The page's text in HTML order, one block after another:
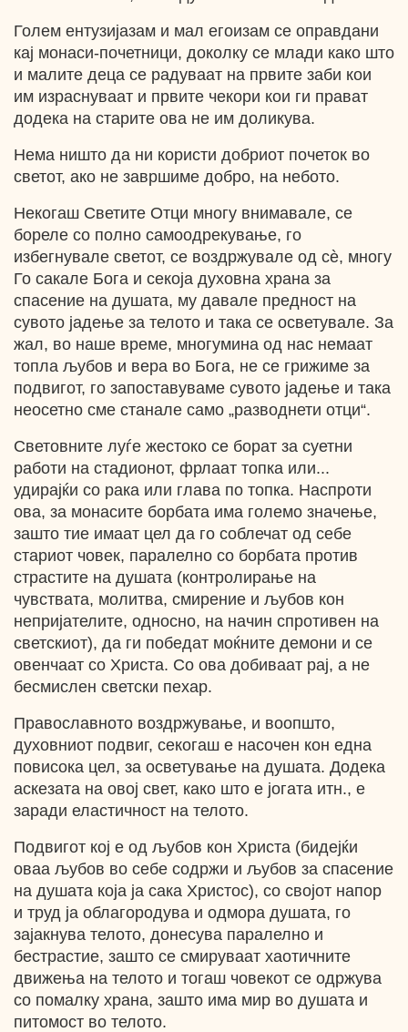
Голем ентузијазам и мал егоизам се оправдани
кај монаси-почетници, доколку се млади како што
и малите деца се радуваат на првите заби кои
им израснуваат и првите чекори кои ги прават
додека на старите ова не им доликува.
Нема ништо да ни користи добриот почеток во
светот, ако не завршиме добро, на небото.
Некогаш Светите Отци многу внимавале, се
бореле co полно самоодрекување, го
избегнувале светот, се воздржувале од сѐ, многу
Го сакале Бога и секоја духовна храна за
спасение на душата, му давале предност на
сувото јадење за телото и така се осветувале. За
жал, во наше време, многумина од нас немаат
топла љубов и вера во Бога, не се грижиме за
подвигот, го запоставуваме сувото јадење и така
неосетно сме станале само „разводнети отци“.
Световните луѓе жестоко се борат за суетни
работи на стадионот, фрлаат топка или...
удирајќи со рака или глава по топка. Наспроти
ова, за монасите борбата има големо значење,
зашто тие имаат цел да го соблечат од себе
стариот човек, паралелно со борбата против
страстите на душата (контролирање на
чувствата, молитва, смирение и љубов кон
непријателите, односно, на начин спротивен на
светскиот), да ги победат моќните демони и се
овенчаат со Христа. Со ова добиваат рај, а не
бесмислен светски пехар.
Православното воздржување, и воопшто,
духовниот подвиг, секогаш е насочен кон една
повисока цел, за осветување на душата. Додека
аскезата на овој свет, како што е јогата итн., е
заради еластичност на телото.
Подвигот кој е од љубов кон Христа (бидејќи
оваа љубов во себе содржи и љубов за спасение
на душата која ја сака Христос), со својот напор
и труд ја облагородува и одмора душата, го
зајакнува телото, донесува паралелно и
бестрастие, зашто се смируваат хаотичните
движења на телото и тогаш човекот се одржува
со помалку храна, зашто има мир во душата и
питомост во телото.